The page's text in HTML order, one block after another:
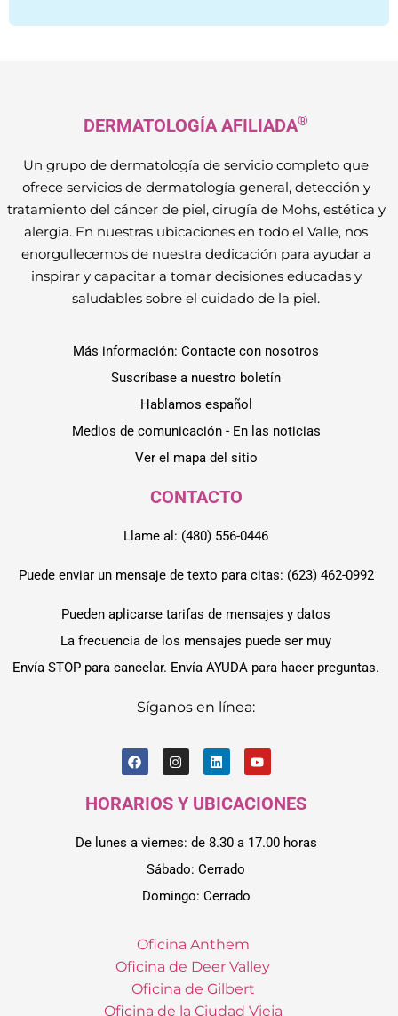
DERMATOLOGÍA AFILIADA®
Un grupo de dermatología de servicio completo que
ofrece servicios de dermatología general, detección y
tratamiento del cáncer de piel, cirugía de Mohs, estética y
alergia. En nuestras ubicaciones en todo el Valle, nos
enorgullecemos de nuestra dedicación para ayudar a
inspirar y capacitar a tomar decisiones educadas y
saludables sobre el cuidado de la piel.
Más información: Contacte con nosotros
Suscríbase a nuestro boletín
Hablamos español
Medios de comunicación - En las noticias
Ver el mapa del sitio
CONTACTO
Llame al: (480) 556-0446
Puede enviar un mensaje de texto para citas: (623) 462-0992
Pueden aplicarse tarifas de mensajes y datos
La frecuencia de los mensajes puede ser muy
Envía STOP para cancelar. Envía AYUDA para hacer preguntas.
Síganos en línea:
HORARIOS Y UBICACIONES
De lunes a viernes: de 8.30 a 17.00 horas
Sábado: Cerrado
Domingo: Cerrado
Oficina Anthem
Oficina de Deer Valley
Oficina de Gilbert
Oficina de la Ciudad Vieja